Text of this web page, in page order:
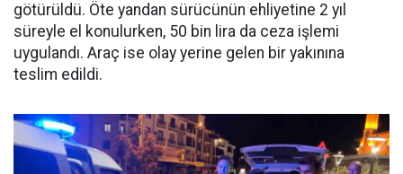
götürüldü. Öte yandan sürücünün ehliyetine 2 yıl
süreyle el konulurken, 50 bin lira da ceza işlemi
uygulandı. Araç ise olay yerine gelen bir yakınına
teslim edildi.